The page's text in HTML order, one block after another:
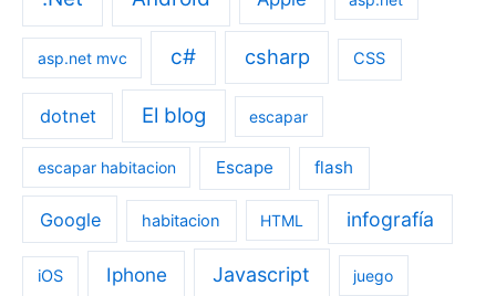
asp.net mvc c# csharp CSS
dotnet El blog escapar
escapar habitacion Escape flash
Google habitacion HTML infografía
iOS Iphone Javascript juego